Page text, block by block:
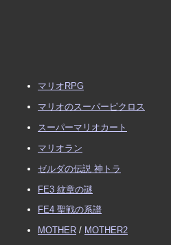
マリオRPG
マリオのスーパーピクロス
スーパーマリオカート
マリオラン
ゼルダの伝説 神トラ
FE3 紋章の謎
FE4 聖戦の系譜
MOTHER / MOTHER2